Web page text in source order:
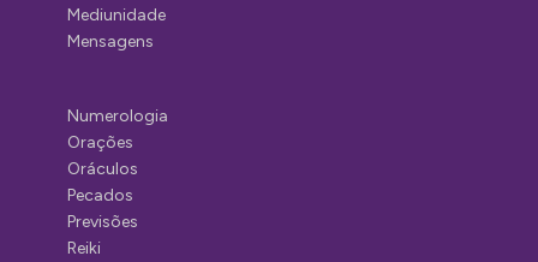
Mediunidade
Mensagens
Numerologia
Orações
Oráculos
Pecados
Previsões
Reiki